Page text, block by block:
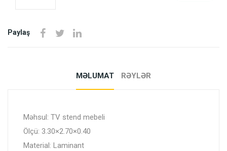
Paylaş
MƏLUMAT RƏYLƏR
Məhsul: TV stend mebeli
Ölçü: 3.30×2.70×0.40
Material: Laminant